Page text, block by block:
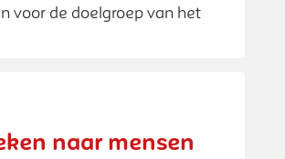
voor de doelgroep van het
naar mensen